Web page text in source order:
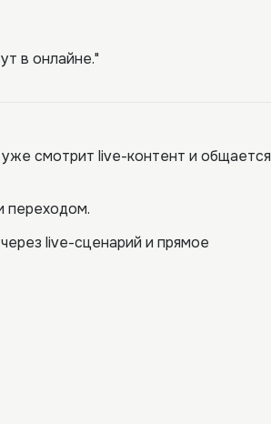
в онлайне."
смотрит live-контент и общается
переходом.
live-сценарий и прямое